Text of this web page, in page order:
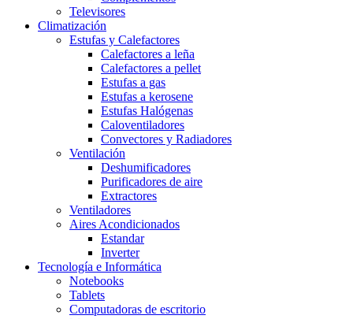
Televisores
Climatización
Estufas y Calefactores
Calefactores a leña
Calefactores a pellet
Estufas a gas
Estufas a kerosene
Estufas Halógenas
Caloventiladores
Convectores y Radiadores
Ventilación
Deshumificadores
Purificadores de aire
Extractores
Ventiladores
Aires Acondicionados
Estandar
Inverter
Tecnología e Informática
Notebooks
Tablets
Computadoras de escritorio